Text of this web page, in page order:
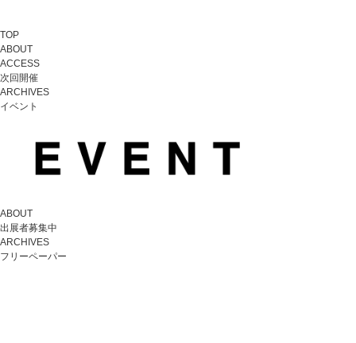
TOP
ABOUT
ACCESS
次回開催
ARCHIVES
イベント
ABOUT
出展者募集中
ARCHIVES
フリーペーパー